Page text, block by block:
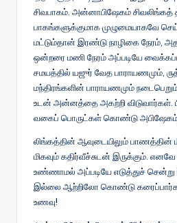
சிவபாகம். அன்னாபிஷேகம் சிவலிங்கத்
பாகங்களுக்குமாக முழுமையாகவே
மட்டும்தான் இரண்டு நாழிகை நேரம்,
ஒன்றரை மணி நேரம் அப்படியே
சமயத்தில் யஜுர் வேத பாராயணமும்,
மந்திரங்களின் பாராயணமும்
உடன் அன்னத்தை அகற்றி விடுவார்கள்.
வகைப் பொருட்கள் கொண்டு அபிஷேகம்
லிங்கத்தின் ஆவுடையிலும்
மிகவும் கதிர்வீச்சுடன் இருக்கும்.
உண்ணாமல் அப்படியே எடுத்துச்
இல்லை ஆற்றிலோ கொண்டு
உணவு!